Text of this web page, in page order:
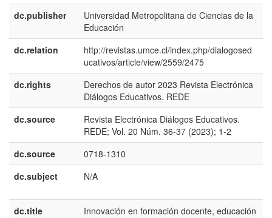
dc.publisher
Universidad Metropolitana de Ciencias de la
Educación
dc.relation
http://revistas.umce.cl/index.php/dialogosed
ucativos/article/view/2559/2475
dc.rights
Derechos de autor 2023 Revista Electrónica
Diálogos Educativos. REDE
dc.source
Revista Electrónica Diálogos Educativos.
REDE; Vol. 20 Núm. 36-37 (2023); 1-2
dc.source
0718-1310
dc.subject
N/A
dc.title
Innovación en formación docente, educación